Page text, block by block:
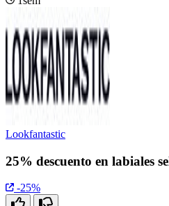
Lookfantastic
25% descuento en labiales
-25%